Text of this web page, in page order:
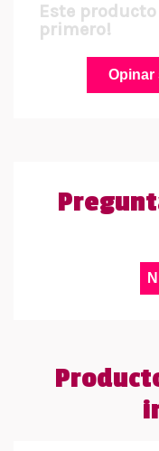
Este producto
primero!
Opinar